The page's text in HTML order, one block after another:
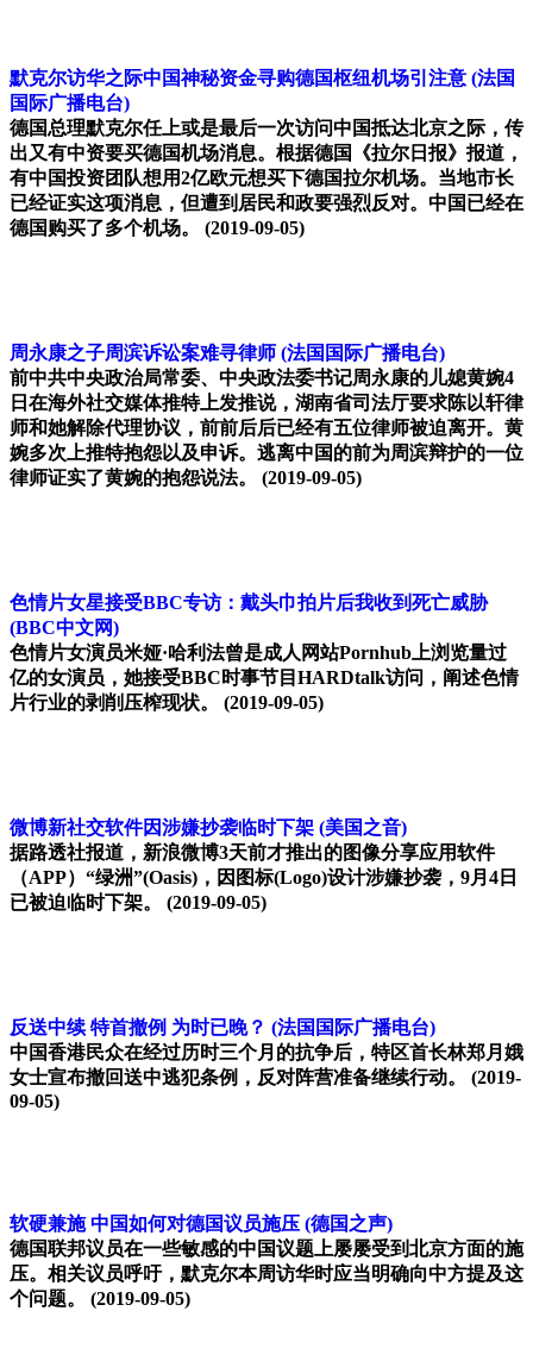
默克尔访华之际中国神秘资金寻购德国枢纽机场引注意 (法国
国际广播电台)
德国总理默克尔任上或是最后一次访问中国抵达北京之际，传
出又有中资要买德国机场消息。根据德国《拉尔日报》报道，
有中国投资团队想用2亿欧元想买下德国拉尔机场。当地市长
已经证实这项消息，但遭到居民和政要强烈反对。中国已经在
德国购买了多个机场。 (2019-09-05)
周永康之子周滨诉讼案难寻律师 (法国国际广播电台)
前中共中央政治局常委、中央政法委书记周永康的儿媳黄婉4
日在海外社交媒体推特上发推说，湖南省司法厅要求陈以轩律
师和她解除代理协议，前前后后已经有五位律师被迫离开。黄
婉多次上推特抱怨以及申诉。逃离中国的前为周滨辩护的一位
律师证实了黄婉的抱怨说法。 (2019-09-05)
色情片女星接受BBC专访：戴头巾拍片后我收到死亡威胁
(BBC中文网)
色情片女演员米娅·哈利法曾是成人网站Pornhub上浏览量过
亿的女演员，她接受BBC时事节目HARDtalk访问，阐述色情
片行业的剥削压榨现状。
(2019-09-05)
微博新社交软件因涉嫌抄袭临时下架 (美国之音)
据路透社报道，新浪微博3天前才推出的图像分享应用软件
（APP）“绿洲”(Oasis)，因图标(Logo)设计涉嫌抄袭，9月4日
已被迫临时下架。
(2019-09-05)
反送中续 特首撤例 为时已晚？ (法国国际广播电台)
中国香港民众在经过历时三个月的抗争后，特区首长林郑月娥
女士宣布撤回送中逃犯条例，反对阵营准备继续行动。 (2019-
09-05)
软硬兼施 中国如何对德国议员施压 (德国之声)
德国联邦议员在一些敏感的中国议题上屡屡受到北京方面的施
压。相关议员呼吁，默克尔本周访华时应当明确向中方提及这
个问题。
(2019-09-05)